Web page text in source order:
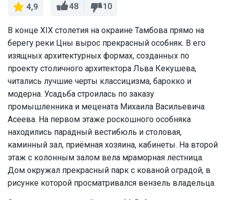
4,9 48 10
В конце XIX столетия на окраине Тамбова прямо на
берегу реки Цны вырос прекрасный особняк. В его
изящных архитектурных формах, созданных по
проекту столичного архитектора Льва Кекушева,
читались лучшие черты классицизма, барокко и
модерна. Усадьба строилась по заказу
промышленника и мецената Михаила Васильевича
Асеева. На первом этаже роскошного особняка
находились парадный вестибюль и столовая,
каминный зал, приёмная хозяина, кабинеты. На второй
этаж с колонным залом вела мраморная лестница.
Дом окружал прекрасный парк с кованой оградой, в
рисунке которой просматривался вензель владельца.